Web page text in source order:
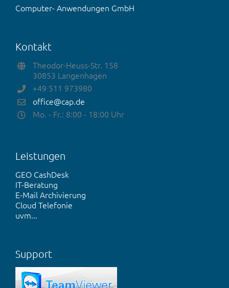
Computer- Anwendungen GmbH
Kontakt
Theodor-Heuss-Str. 158
30853 Langenhagen
+49 511 973980
office@cap.de
Mo. - Fr.: 8:00 - 18:00 Uhr
Leistungen
GEO CashDesk
IT-Beratung
E-Mail Archivierung
Cloud Telefonie
uvm...
Support